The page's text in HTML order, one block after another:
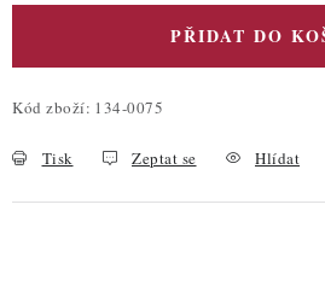
PŘIDAT DO
Kód zboží: 134-0075
Tisk Zeptat se Hlídat